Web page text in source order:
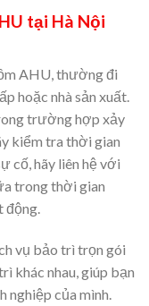
tại Hà Nội
AHU, thường đi
hoặc nhà sản xuất.
trường hợp xảy
kiểm tra thời gian
cố, hãy liên hệ với
trong thời gian
động.
vụ bảo trì trọn gói
khác nhau, giúp bạn
nghiệp của mình.